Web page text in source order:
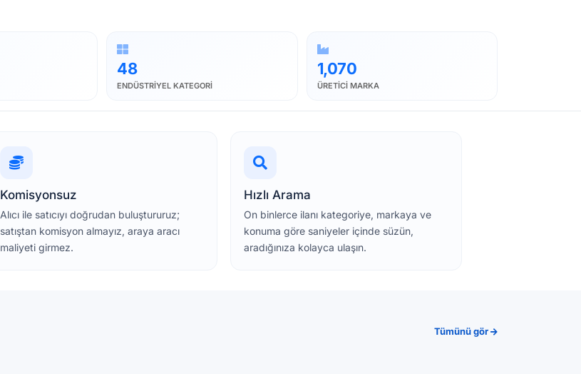
48
ENDÜSTRIYEL KATEGORI
1,070
ÜRETICI MARKA
Komisyonsuz
Alıcı ile satıcıyı doğrudan buluştururuz;
satıştan komisyon almayız, araya aracı
maliyeti girmez.
Hızlı Arama
On binlerce ilanı kategoriye, markaya ve
konuma göre saniyeler içinde süzün,
aradığınıza kolayca ulaşın.
Tümünü gör